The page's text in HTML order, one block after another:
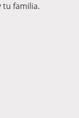
tu familia.